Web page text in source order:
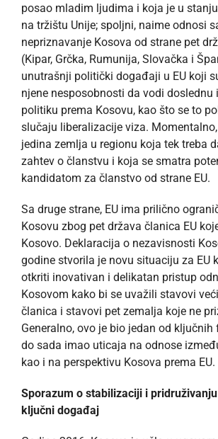
posao mladim ljudima i koja je u
na tržištu Unije; spoljni, naime odnosi
nepriznavanje Kosova od strane pet
(Kipar, Grčka, Rumunija, Slovačka i
unutrašnji politički događaji u EU koji
njene nesposobnosti da vodi doslednu
politiku prema Kosovu, kao što se to
slučaju liberalizacije viza.
jedina zemlja u regionu koja tek treba
zahtev o članstvu i koja se smatra
kandidatom za članstvo od strane EU.
Sa druge strane, EU ima prilično
Kosovu zbog pet država članica EU
Kosovo. Deklaracija o nezavisnosti
godine stvorila je novu situaciju za EU
otkriti inovativan i delikatan pristup
Kosovom kako bi se uvažili stavovi
članica i stavovi pet zemalja koje ne
Generalno, ovo je bio jedan od
do sada imao uticaja na odnose
kao i na perspektivu Kosova prema EU.
Sporazum o stabilizaciji i
ključni događaj